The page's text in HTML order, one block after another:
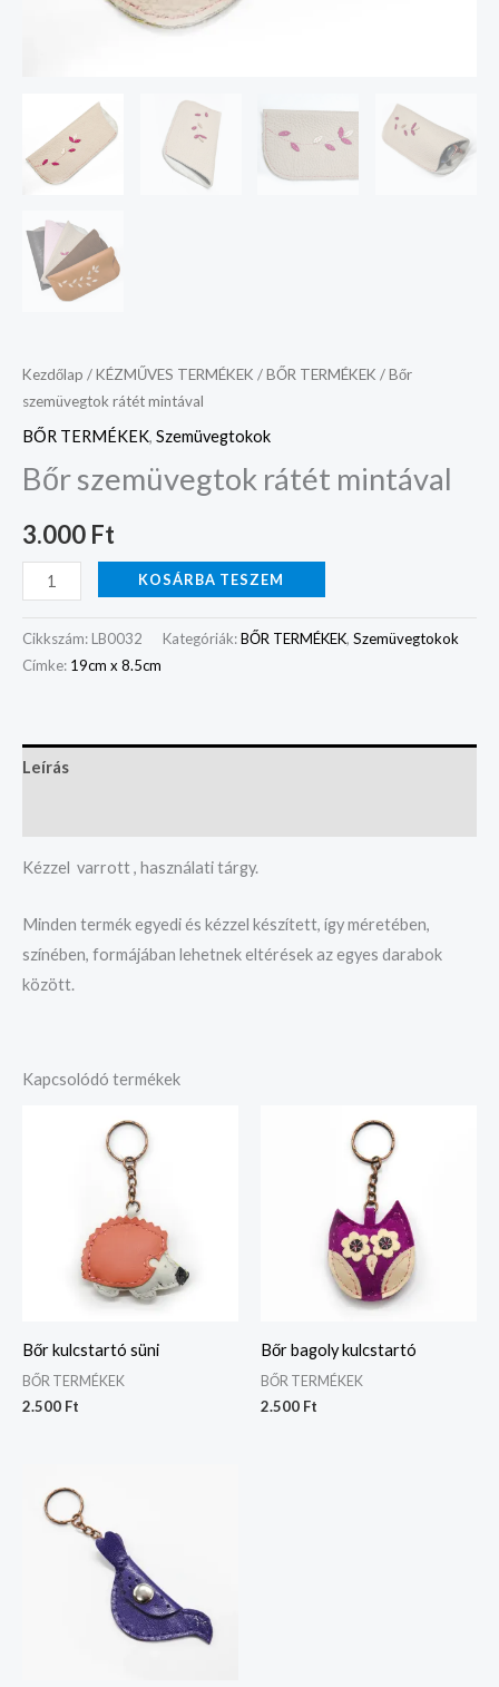
Kezdőlap /KÉZMŰVES TERMÉKEK /BŐR TERMÉKEK / Bőr
szemüvegtok rátét mintával
BŐR TERMÉKEK, Szemüvegtokok
Bőr szemüvegtok rátét mintával
3.000 Ft
KOSÁRBA TESZEM
Cikkszám: LB0032 Kategóriák:BŐR TERMÉKEK, Szemüvegtokok
Címke: 19cm x 8.5cm
Leírás
Kézzel varrott , használati tárgy.
Minden termék egyedi és kézzel készített, így méretében,
színében, formájában lehetnek eltérések az egyes darabok
között.
Kapcsolódó termékek
Bőr kulcstartó süni
BŐR TERMÉKEK
2.500 Ft
Bőr bagoly kulcstartó
BŐR TERMÉKEK
2.500 Ft